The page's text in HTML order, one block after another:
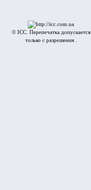
© ICC. Перепечатка допускается
только с разрешения .